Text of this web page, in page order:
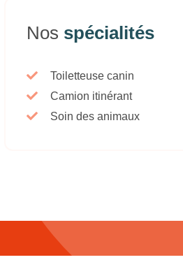
Nos spécialités
Toiletteuse canin
Camion itinérant
Soin des animaux